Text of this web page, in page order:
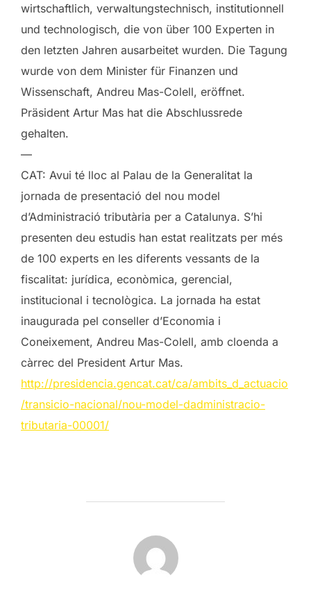
wirtschaftlich, verwaltungstechnisch, institutionnell
und technologisch, die von über 100 Experten in
den letzten Jahren ausarbeitet wurden. Die Tagung
wurde von dem Minister für Finanzen und
Wissenschaft, Andreu Mas-Colell, eröffnet.
Präsident Artur Mas hat die Abschlussrede
gehalten.
—
CAT: Avui té lloc al Palau de la Generalitat la
jornada de presentació del nou model
d’Administració tributària per a Catalunya. S’hi
presenten deu estudis han estat realitzats per més
de 100 experts en les diferents vessants de la
fiscalitat: jurídica, econòmica, gerencial,
institucional i tecnològica. La jornada ha estat
inaugurada pel conseller d’Economia i
Coneixement, Andreu Mas-Colell, amb cloenda a
càrrec del President Artur Mas.
http://presidencia.gencat.cat/ca/ambits_d_actuacio
/transicio-nacional/nou-model-dadministracio-
tributaria-00001/
POST AUTHOR